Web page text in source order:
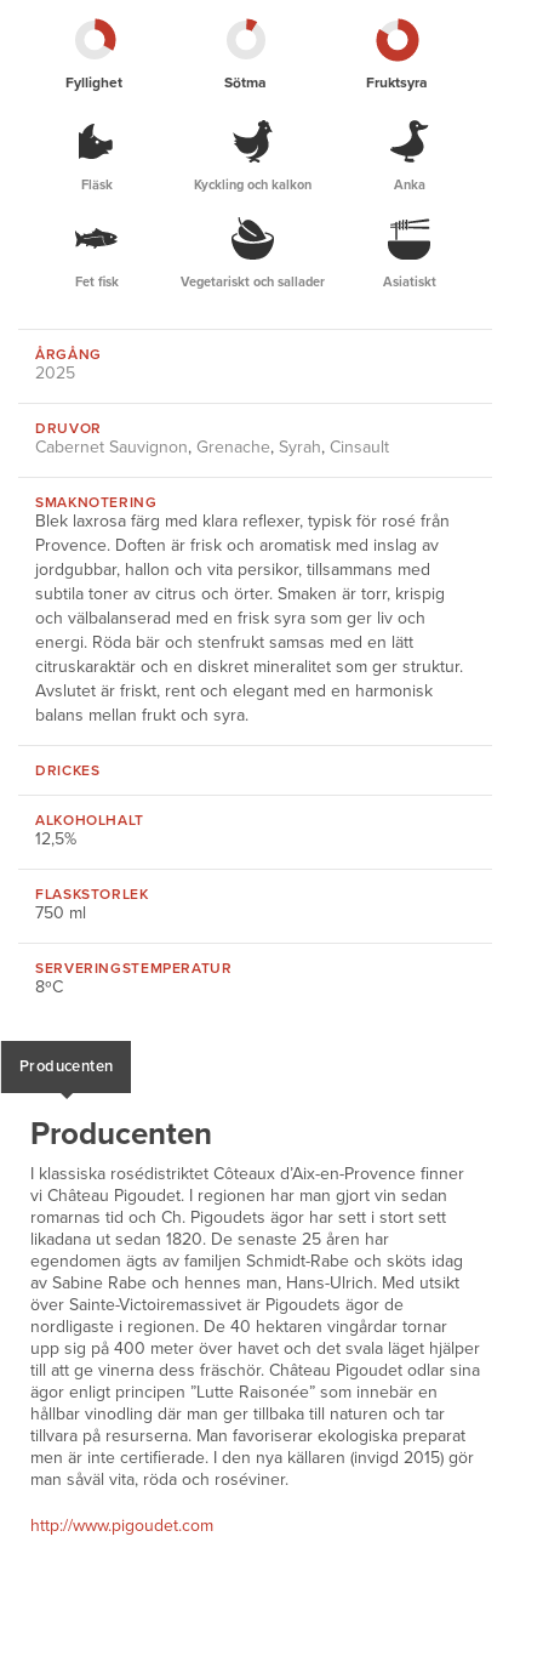
Fyllighet Sötma Fruktsyra
Fläsk Kyckling och kalkon Anka
Fet fisk Vegetariskt och sallader Asiatiskt
ÅRGÅNG
2025
DRUVOR
Cabernet Sauvignon, Grenache, Syrah, Cinsault
SMAKNOTERING
Blek laxrosa färg med klara reflexer, typisk för rosé från
Provence. Doften är frisk och aromatisk med inslag av
jordgubbar, hallon och vita persikor, tillsammans med
subtila toner av citrus och örter. Smaken är torr, krispig
och välbalanserad med en frisk syra som ger liv och
energi. Röda bär och stenfrukt samsas med en lätt
citruskaraktär och en diskret mineralitet som ger struktur.
Avslutet är friskt, rent och elegant med en harmonisk
balans mellan frukt och syra.
DRICKES
ALKOHOLHALT
12,5%
FLASKSTORLEK
750 ml
SERVERINGSTEMPERATUR
8ºC
Producenten
Producenten
I klassiska rosédistriktet Côteaux d’Aix-en-Provence finner
vi Château Pigoudet. I regionen har man gjort vin sedan
romarnas tid och Ch. Pigoudets ägor har sett i stort sett
likadana ut sedan 1820. De senaste 25 åren har
egendomen ägts av familjen Schmidt-Rabe och sköts idag
av Sabine Rabe och hennes man, Hans-Ulrich. Med utsikt
över Sainte-Victoiremassivet är Pigoudets ägor de
nordligaste i regionen. De 40 hektaren vingårdar tornar
upp sig på 400 meter över havet och det svala läget hjälper
till att ge vinerna dess fräschör. Château Pigoudet odlar sina
ägor enligt principen ”Lutte Raisonée” som innebär en
hållbar vinodling där man ger tillbaka till naturen och tar
tillvara på resurserna. Man favoriserar ekologiska preparat
men är inte certifierade. I den nya källaren (invigd 2015) gör
man såväl vita, röda och roséviner.
http://www.pigoudet.com